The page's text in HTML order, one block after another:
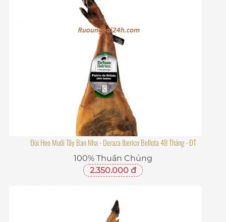
Đùi Heo Muối Tây Ban Nha - Deraza Iberico Bellota 48 Tháng - ĐT
100% Thuần Chủng
2.350.000 đ